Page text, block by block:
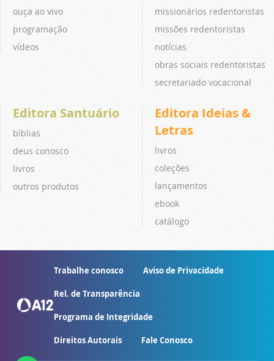
ouça ao vivo
programação
vídeos
missionários redentoristas
missões redentoristas
notícias
obras sociais redentoristas
secretariado vocacional
Editora Santuário
bíblias
deus conosco
livros
outros produtos
Editora Ideias &
Letras
livros
coleções
lançamentos
ebook
catálogo
Trabalhe conosco Aviso de Privacidade
Rel. de Transparência
Programa de Integridade
Direitos Autorais Fale Conosco